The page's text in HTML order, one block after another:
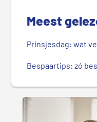
Meest
Prinsjesdag: wat
Bespaartips: zó